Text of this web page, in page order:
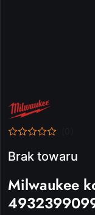
NAZWA
PRODUCENTA:
MILWAUKEE
Brak towaru
Milwaukee